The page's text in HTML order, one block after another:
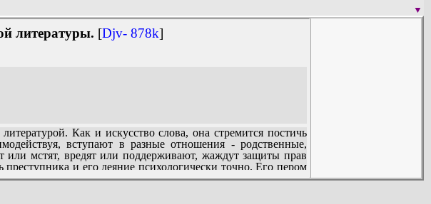
▼
литературы. [Djv- 878k]
Как и искусство слова, она стремится постичь
вступают в разные отношения - родственные,
мстят, вредят или поддерживают, жаждут защиты прав
и его деяние психологически точно. Его пером
иных ситуациях, зачастую не знакомых юристу в реальной